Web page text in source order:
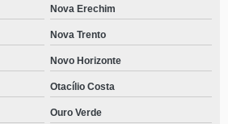
Nova Erechim
Nova Trento
Novo Horizonte
Otacílio Costa
Ouro Verde